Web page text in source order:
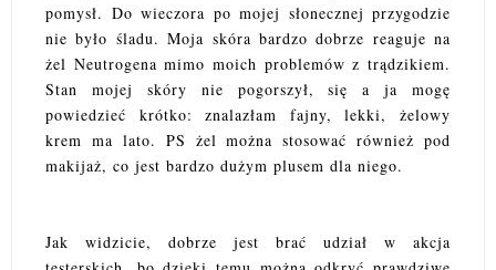
pomysł. Do wieczora po mojej słonecznej przygodzie
nie było śladu. Moja skóra bardzo dobrze reaguje na
żel Neutrogena mimo moich problemów z trądzikiem.
Stan mojej skóry nie pogorszył, się a ja mogę
powiedzieć krótko: znalazłam fajny, lekki, żelowy
krem ma lato. PS żel można stosować również pod
makijaż, co jest bardzo dużym plusem dla niego.
Jak widzicie, dobrze jest brać udział w akcja